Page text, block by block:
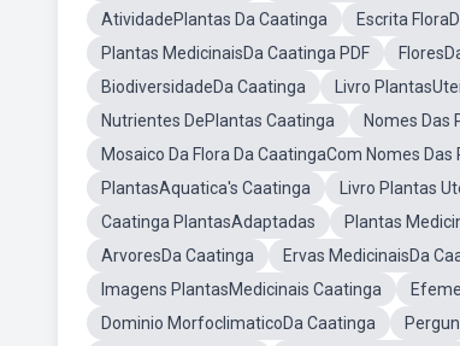
AtividadePlantas Da Caatinga
Escrita
Plantas MedicinaisDa Caatinga PDF
BiodiversidadeDa Caatinga
Livro
Nutrientes DePlantas Caatinga
Nomes Das
Mosaico Da Flora Da CaatingaCom Nomes Das
PlantasAquatica's Caatinga
Livro Plantas
Caatinga PlantasAdaptadas
Plantas
ArvoresDa Caatinga
Ervas MedicinaisDa
Imagens PlantasMedicinais Caatinga
Dominio MorfoclimaticoDa Caatinga